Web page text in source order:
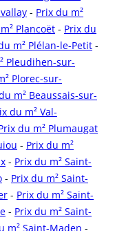
- Prix du m²
Plancoët - Prix du
m² Plélan-le-Petit -
Pleudihen-sur-
Plorec-sur-
m² Beaussais-sur-
du m² Val-
du m² Plumaugat
- Prix du m²
- Prix du m² Saint-
- Prix du m² Saint-
- Prix du m² Saint-
- Prix du m² Saint-
m² Saint-Maden -